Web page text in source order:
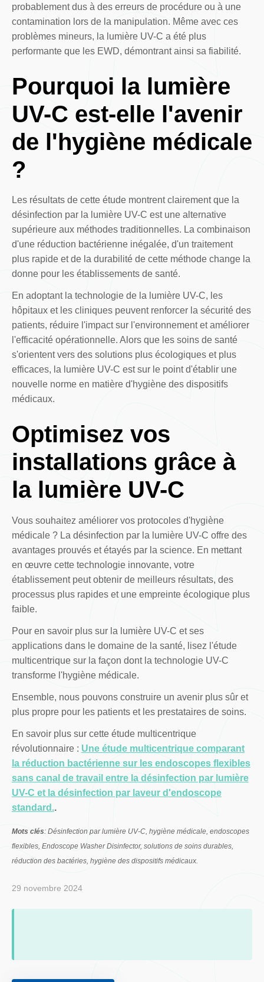
probablement dus à des erreurs de procédure ou à une
contamination lors de la manipulation. Même avec ces
problèmes mineurs, la lumière UV-C a été plus
performante que les EWD, démontrant ainsi sa fiabilité.
Pourquoi la lumière
UV-C est-elle l'avenir
de l'hygiène médicale
?
Les résultats de cette étude montrent clairement que la
désinfection par la lumière UV-C est une alternative
supérieure aux méthodes traditionnelles. La combinaison
d'une réduction bactérienne inégalée, d'un traitement
plus rapide et de la durabilité de cette méthode change la
donne pour les établissements de santé.
En adoptant la technologie de la lumière UV-C, les
hôpitaux et les cliniques peuvent renforcer la sécurité des
patients, réduire l'impact sur l'environnement et améliorer
l'efficacité opérationnelle. Alors que les soins de santé
s'orientent vers des solutions plus écologiques et plus
efficaces, la lumière UV-C est sur le point d'établir une
nouvelle norme en matière d'hygiène des dispositifs
médicaux.
Optimisez vos
installations grâce à
la lumière UV-C
Vous souhaitez améliorer vos protocoles d'hygiène
médicale ? La désinfection par la lumière UV-C offre des
avantages prouvés et étayés par la science. En mettant
en œuvre cette technologie innovante, votre
établissement peut obtenir de meilleurs résultats, des
processus plus rapides et une empreinte écologique plus
faible.
Pour en savoir plus sur la lumière UV-C et ses
applications dans le domaine de la santé, lisez l'étude
multicentrique sur la façon dont la technologie UV-C
transforme l'hygiène médicale.
Ensemble, nous pouvons construire un avenir plus sûr et
plus propre pour les patients et les prestataires de soins.
En savoir plus sur cette étude multicentrique
révolutionnaire : Une étude multicentrique comparant
la réduction bactérienne sur les endoscopes flexibles
sans canal de travail entre la désinfection par lumière
UV-C et la désinfection par laveur d'endoscope
standard..
Mots clés: Désinfection par lumière UV-C, hygiène médicale, endoscopes
flexibles, Endoscope Washer Disinfector, solutions de soins durables,
réduction des bactéries, hygiène des dispositifs médicaux.
29 novembre 2024